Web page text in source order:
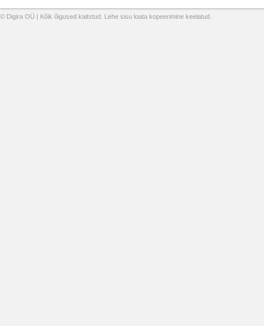
© Digira OÜ | Kõik õigused kaitstud. Lehe sisu loata kopeerimine keelatud.